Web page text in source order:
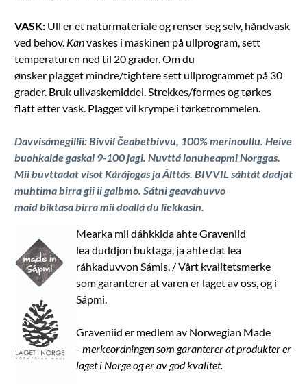
VASK: Ull er et naturmateriale og renser seg selv, håndvask
ved behov. Kanvaskes i maskinen på ullprogram, sett
temperaturen ned til 20 grader. Om du
ønsker plagget mindre/tightere sett ullprogrammet på 30
grader. Bruk ullvaskemiddel. Strekkes/formes og tørkes
flatt etter vask. Plagget vil krympe i tørketrommelen.
Davvisámegillii: Bivvil čeabetbivvu, 100% merinoullu. Heive
buohkaide gaskal 9-100 jagi . Nuvttá lonuheapmi Norggas.
Mii buvttadat visot Kárájogas ja Álttás. BIVVIL sáhtát dadjat
muhtima birra gii ii galbmo. Sátni geavahuvvo
maid biktasa birra mii doallá du liekkasin
Mearka mii dáhkkida ahte Graveniid
lea duddjon buktaga, ja ahte dat lea
ráhkaduvvon Sámis. / Vårt kvalitetsmerke
som garanterer at varen er laget av oss, og i
Sápmi.
Graveniid er medlem av Norwegian Made
- merkeordningen som garanterer at produkter er
laget i Norge og er av god kvalitet.